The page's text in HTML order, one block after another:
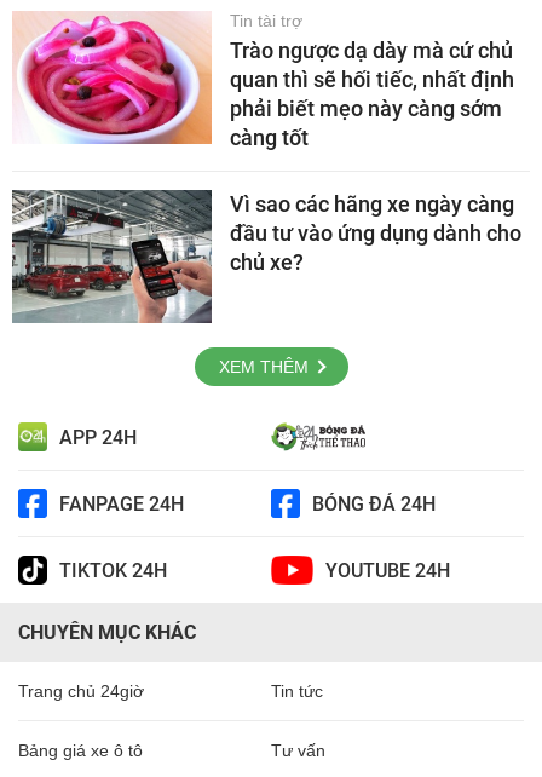
Tin tài trợ
Trào ngược dạ dày mà cứ chủ
quan thì sẽ hối tiếc, nhất định
phải biết mẹo này càng sớm
càng tốt
Vì sao các hãng xe ngày càng
đầu tư vào ứng dụng dành cho
chủ xe?
XEM THÊM
APP 24H
FANPAGE 24H BÓNG ĐÁ 24H
TIKTOK 24H YOUTUBE 24H
CHUYÊN MỤC KHÁC
Trang chủ 24giờ Tin tức
Bảng giá xe ô tô Tư vấn